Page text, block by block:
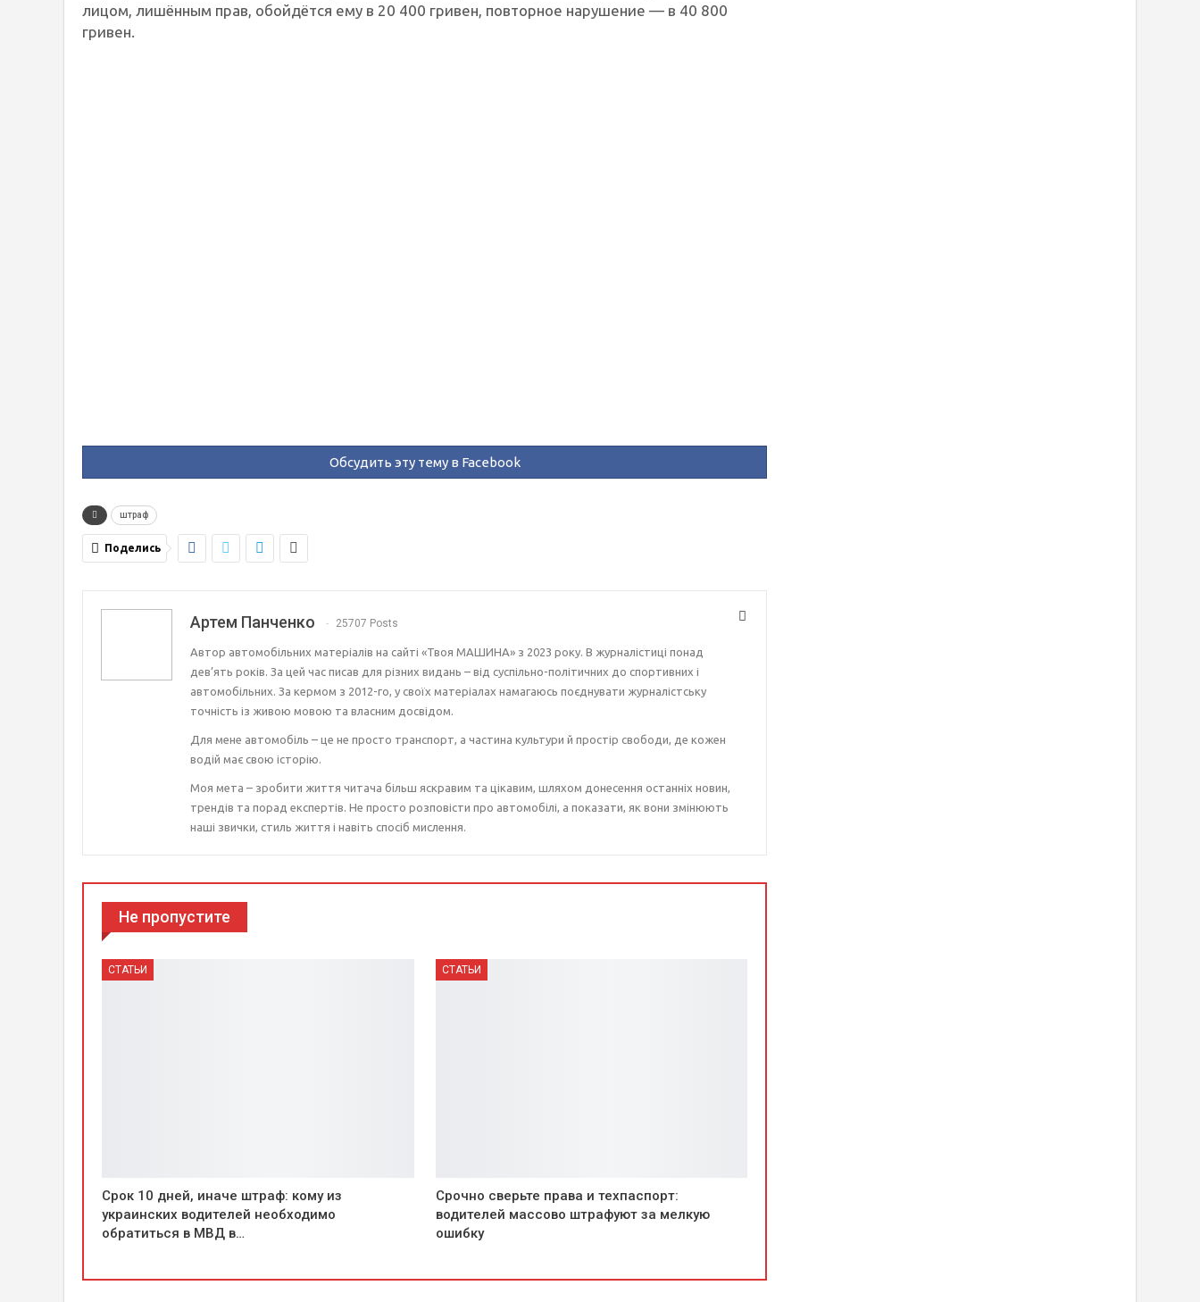
лицом, лишённым прав, обойдётся ему в 20 400 гривен, повторное нарушение — в 40 800
гривен.
Обсудить эту тему в Facebook
штраф
Поделись
Артем Панченко 25707 Posts
Автор автомобільних матеріалів на сайті «Твоя МАШИНА» з 2023 року. В журналістиці понад
дев’ять років. За цей час писав для різних видань – від суспільно-політичних до спортивних і
автомобільних. За кермом з 2012-го, у своїх матеріалах намагаюсь поєднувати журналістську
точність із живою мовою та власним досвідом.
Для мене автомобіль – це не просто транспорт, а частина культури й простір свободи, де кожен
водій має свою історію.
Моя мета – зробити життя читача більш яскравим та цікавим, шляхом донесення останніх новин,
трендів та порад експертів. Не просто розповісти про автомобілі, а показати, як вони змінюють
наші звички, стиль життя і навіть спосіб мислення.
Не пропустите
СТАТЬИ
Срок 10 дней, иначе штраф: кому из
украинских водителей необходимо
обратиться в МВД в…
СТАТЬИ
Срочно сверьте права и техпаспорт:
водителей массово штрафуют за мелкую
ошибку